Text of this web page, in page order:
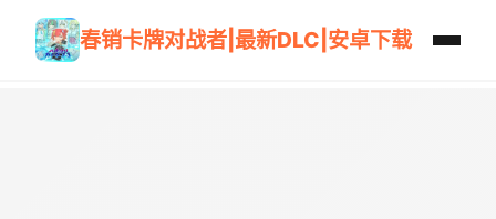
春销卡牌对战者|最新DLC|安卓下载